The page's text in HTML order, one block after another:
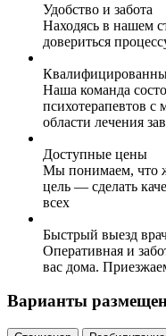
Удобство и забота
Находясь в нашем
довериться
Наша команда
психотерапевтов
области лечения
Доступные цены
Мы понимаем, что
цель — сделать
всех
Быстрый выезд
Оперативная и
вас дома.
Варианты